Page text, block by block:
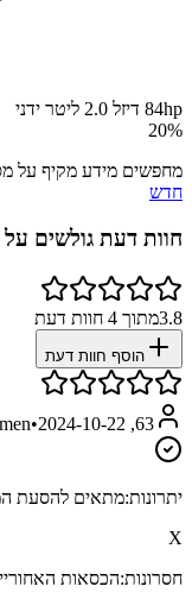
84hp דיזל 2.0 ליטר ידני
20%
מחפשים מידע מקיף על
חדש
חוות דעת גולשים על
3.8מתוך 4 חוות דעת
הוסף חוות דעת
63, men
•2024-10-22
יתרונות:מתאים להסעת
X
חסרונות:הכסאות